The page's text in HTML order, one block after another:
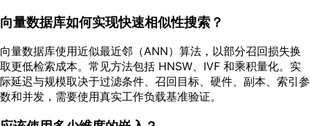
向量数据库如何实现快速相似性搜索？
向量数据库使用近似最近邻（ANN）算法，以部分召回损失换
取更低检索成本。常见方法包括 HNSW、IVF 和乘积量化。实
际延迟与规模取决于过滤条件、召回目标、硬件、副本、索引参
数和并发，需要使用真实工作负载基准验证。